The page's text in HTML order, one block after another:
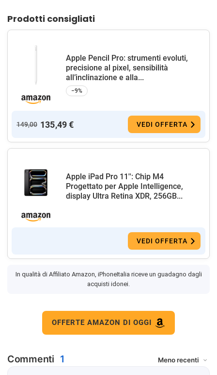
Prodotti consigliati
Apple Pencil Pro: strumenti evoluti,
precisione al pixel, sensibilità
all’inclinazione e alla...
−9%
149,00 135,49 € VEDI OFFERTA
Apple iPad Pro 11'': Chip M4
Progettato per Apple Intelligence,
display Ultra Retina XDR, 256GB...
VEDI OFFERTA
In qualità di Affiliato Amazon, iPhoneItalia riceve un guadagno dagli
acquisti idonei.
OFFERTE AMAZON DI OGGI
Commenti 1